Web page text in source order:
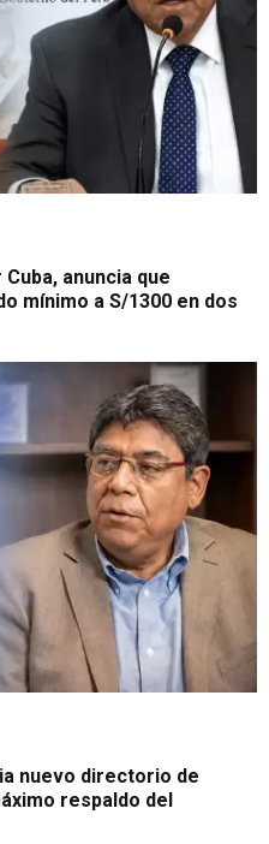
anuncia que
mínimo a S/1300 en dos
nuevo directorio de
respaldo del